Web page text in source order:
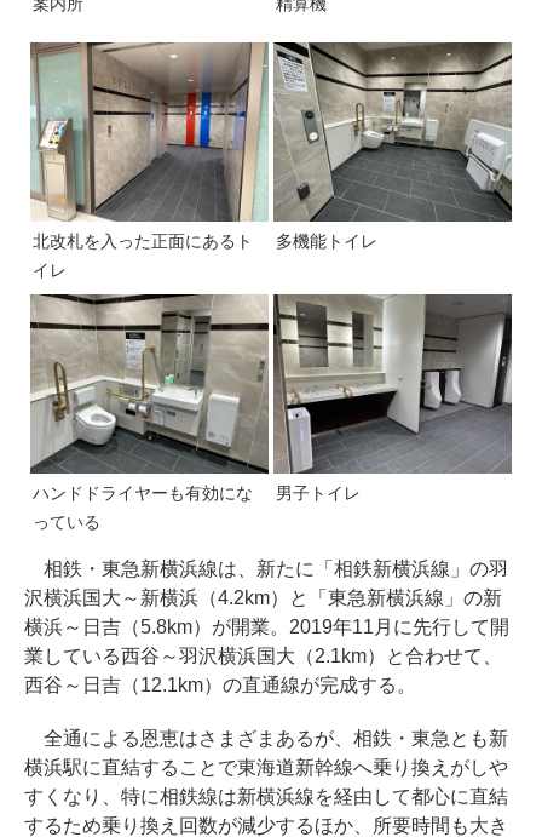
案内所 精算機
北改札を入った正面にあるト
イレ
多機能トイレ
ハンドドライヤーも有効にな
っている
男子トイレ
相鉄・東急新横浜線は、新たに「相鉄新横浜線」の羽
沢横浜国大～新横浜（4.2km）と「東急新横浜線」の新
横浜～日吉（5.8km）が開業。2019年11月に先行して開
業している西谷～羽沢横浜国大（2.1km）と合わせて、
西谷～日吉（12.1km）の直通線が完成する。
全通による恩恵はさまざまあるが、相鉄・東急とも新
横浜駅に直結することで東海道新幹線へ乗り換えがしや
すくなり、特に相鉄線は新横浜線を経由して都心に直結
するため乗り換え回数が減少するほか、所要時間も大き